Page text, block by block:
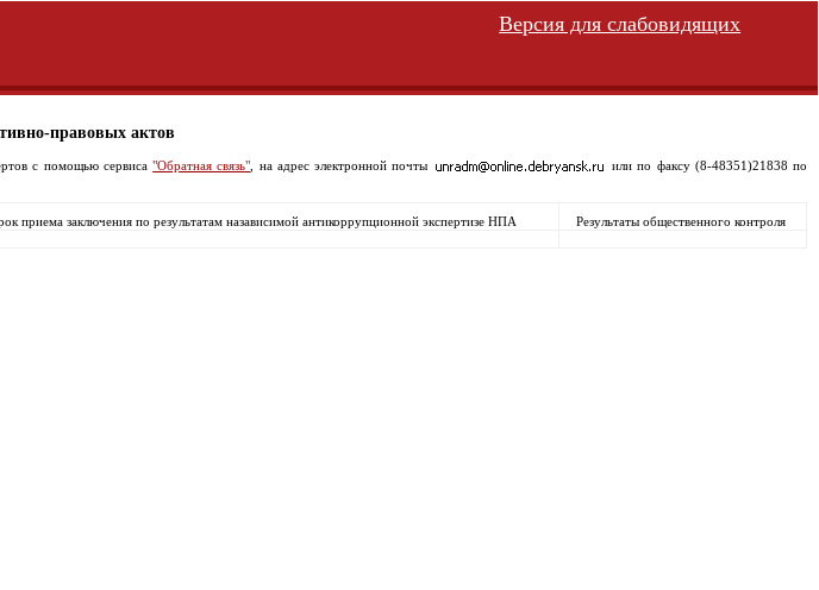
Версия для слабовидящих
правовых актов
с помощью сервиса"Обратная связь" , на адрес электронной почты
или по факсу (8-48351)21838 по
приема заключения по результатам назависимой антикоррупционной экспертизе НПА Результаты общественного контроля